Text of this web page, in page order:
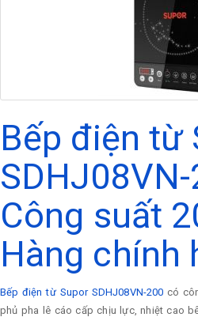
Bếp điện từ
Công suất
Hàng chính
Bếp điện từ Supor SDHJ08VN-200 có
phủ pha lê cáo cấp chịu lực, nhiệt cao